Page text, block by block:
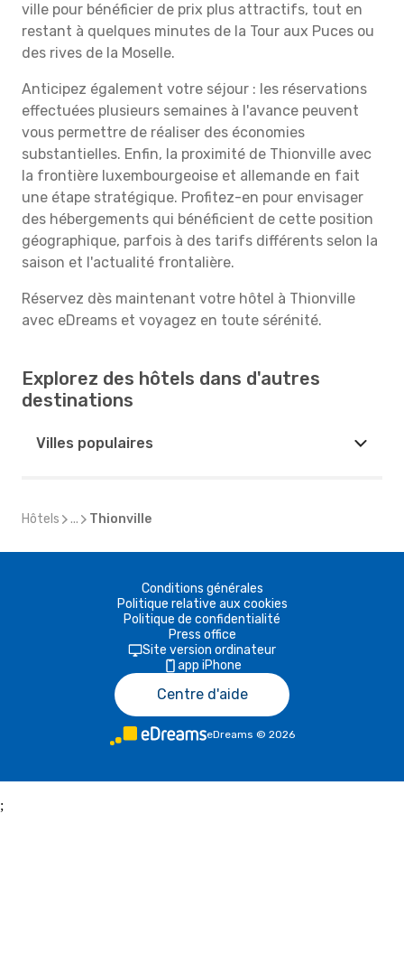
ville pour bénéficier de prix plus attractifs, tout en
restant à quelques minutes de la Tour aux Puces ou
des rives de la Moselle.
Anticipez également votre séjour : les réservations
effectuées plusieurs semaines à l'avance peuvent
vous permettre de réaliser des économies
substantielles. Enfin, la proximité de Thionville avec
la frontière luxembourgeoise et allemande en fait
une étape stratégique. Profitez-en pour envisager
des hébergements qui bénéficient de cette position
géographique, parfois à des tarifs différents selon la
saison et l'actualité frontalière.
Réservez dès maintenant votre hôtel à Thionville
avec eDreams et voyagez en toute sérénité.
Explorez des hôtels dans d'autres
destinations
Villes populaires
Hôtels ... Thionville
Conditions générales
Politique relative aux cookies
Politique de confidentialité
Press office
Site version ordinateur
app iPhone
Centre d'aide
eDreams © 2026
;